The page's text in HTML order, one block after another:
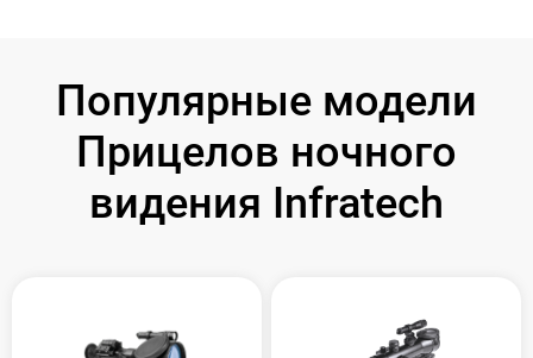
Популярные модели
Прицелов ночного
видения Infratech